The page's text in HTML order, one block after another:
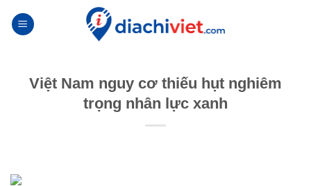
Việt Nam nguy cơ thiếu hụt nghiêm
trọng nhân lực xanh